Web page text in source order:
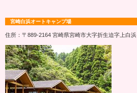
宮崎白浜オートキャンプ場
住所：〒889-2164 宮崎県宮崎市大字折生迫字上白浜